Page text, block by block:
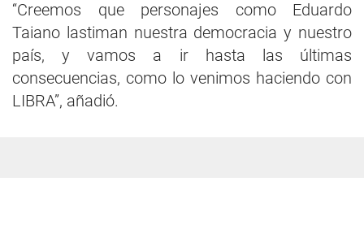
“Creemos que personajes como Eduardo
Taiano lastiman nuestra democracia y nuestro
país, y vamos a ir hasta las últimas
consecuencias, como lo venimos haciendo con
LIBRA”, añadió.